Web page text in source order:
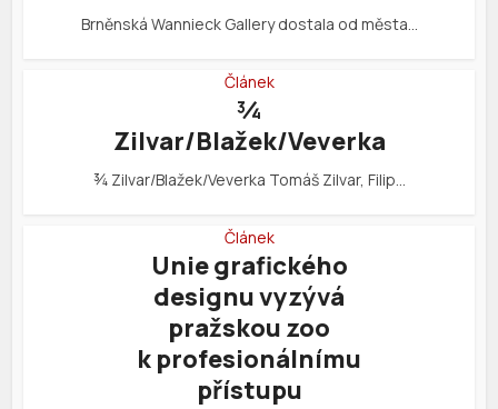
Brněnská Wannieck Gallery dostala od města…
Článek
¾
Zilvar/Blažek/Veverka
¾ Zilvar/Blažek/Veverka Tomáš Zilvar, Filip…
Článek
Unie grafického
designu vyzývá
pražskou zoo
k profesionálnímu
přístupu